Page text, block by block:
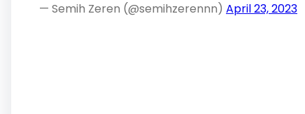
— Semih Zeren (@semihzerennn) April 23, 2023